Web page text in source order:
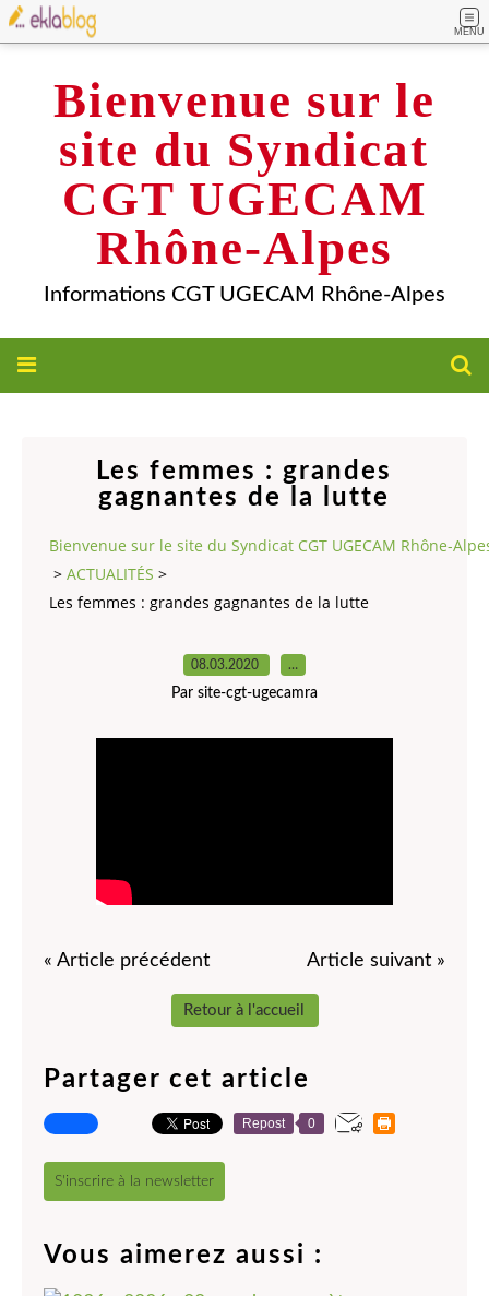
MENU
Bienvenue sur le
site du Syndicat
CGT UGECAM
Rhône-Alpes
Informations CGT UGECAM Rhône-Alpes
Les femmes : grandes
gagnantes de la lutte
Bienvenue sur le site du Syndicat CGT UGECAM Rhône-
> ACTUALITÉS >
Les femmes : grandes gagnantes de la lutte
08.03.2020 …
Par site-cgt-ugecamra
« Article précédent Article suivant »
Retour à l'accueil
Partager cet article
Repost 0
S'inscrire à la newsletter
Vous aimerez aussi :